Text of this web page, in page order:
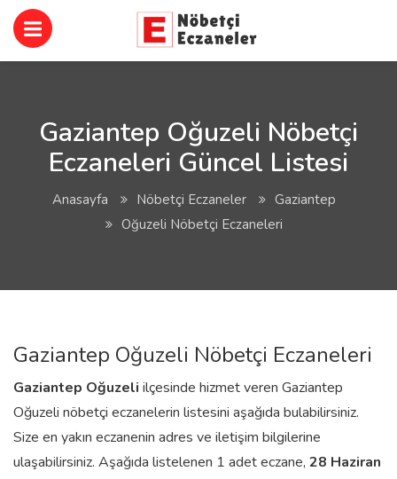
Gaziantep Oğuzeli Nöbetçi
Eczaneleri Güncel Listesi
Anasayfa Nöbetçi Eczaneler
Gaziantep
Oğuzeli Nöbetçi Eczaneleri
Gaziantep Oğuzeli Nöbetçi Eczaneleri
Gaziantep Oğuzeli ilçesinde hizmet veren Gaziantep
Oğuzeli nöbetçi eczanelerin listesini aşağıda bulabilirsiniz.
Size en yakın eczanenin adres ve iletişim bilgilerine
ulaşabilirsiniz. Aşağıda listelenen 1 adet eczane, 28 Haziran